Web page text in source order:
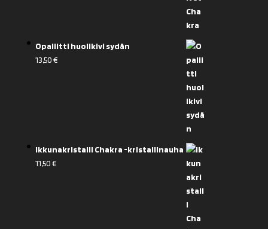
Opaliitti huolikivi sydän
13,50€
Ikkunakristalli Chakra -kristallinauha
11,50€